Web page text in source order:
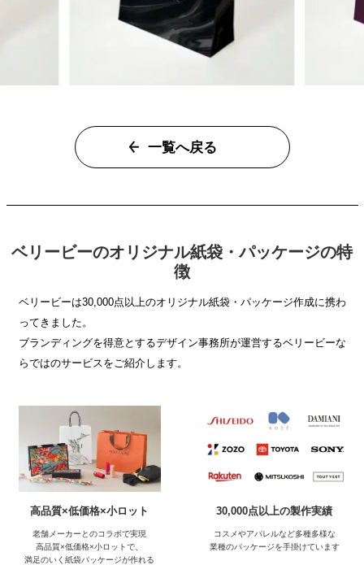
一覧へ戻る
ベリービーのオリジナル紙袋・パッケージの特
徴
ベリービーは30,000点以上のオリジナル紙袋・パッケージ作成に携わ
ってきました。
ブランディングを得意とするデザイン事務所が運営するベリービーな
らではのサービスをご紹介します。
高品質×低価格×小ロット
老舗メーカーとのコラボで実現
高品質×低価格×小ロットで、
満足のいく紙袋パッケージが作れる
30,000点以上の製作実績
コスメやアパレルなど多種多様な
業種のパッケージを手掛けています